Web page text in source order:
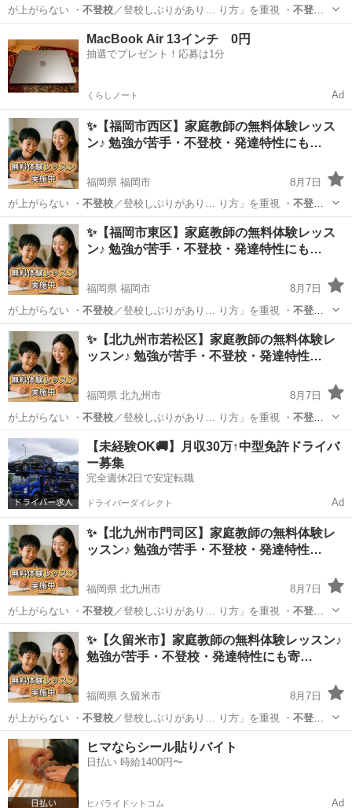
が上がらない ・ 不登校／登校しぶりがあり… り方」を重視 ・ 不登
校・発達特性のあるお… 学生／高校生 ・不登校／発達障害／勉強が…
福岡市 育児 不登校
MacBook Air 13インチ 0円
抽選でプレゼント！応募は1分
くらしノート Ad
✨【福岡市西区】家庭教師の無料体験レッス
ン♪ 勉強が苦手・不登校・発達特性にも…
福岡県 福岡市
8月7日
が上がらない ・ 不登校／登校しぶりがあり… り方」を重視 ・ 不登
校・発達特性のあるお… 学生／高校生 ・不登校／発達障害／勉強が…
福岡 福岡市 育児 不登校
✨【福岡市東区】家庭教師の無料体験レッス
ン♪ 勉強が苦手・不登校・発達特性にも…
福岡県 福岡市
8月7日
が上がらない ・ 不登校／登校しぶりがあり… り方」を重視 ・ 不登
校・発達特性のあるお… 学生／高校生 ・不登校／発達障害／勉強が…
福岡 福岡市 育児 不登校
✨【北九州市若松区】家庭教師の無料体験レ
ッスン♪ 勉強が苦手・不登校・発達特性…
福岡県 北九州市
8月7日
が上がらない ・ 不登校／登校しぶりがあり… り方」を重視 ・ 不登
校・発達特性のあるお… 学生／高校生 ・不登校／発達障害／勉強が…
福岡 北九州市 育児 不登校
【未経験OK🚚】月収30万↑中型免許ドライバ
ー募集
完全週休2日で安定転職
ドライバーダイレクト Ad
✨【北九州市門司区】家庭教師の無料体験レ
ッスン♪ 勉強が苦手・不登校・発達特性…
福岡県 北九州市
8月7日
が上がらない ・ 不登校／登校しぶりがあり… り方」を重視 ・ 不登
校・発達特性のあるお… 学生／高校生 ・不登校／発達障害／勉強が…
福岡 北九州市 育児 不登校
✨【久留米市】家庭教師の無料体験レッスン♪
勉強が苦手・不登校・発達特性にも寄…
福岡県 久留米市
8月7日
が上がらない ・ 不登校／登校しぶりがあり… り方」を重視 ・ 不登
校・発達特性のあるお… 学生／高校生 ・不登校／発達障害／勉強が…
福岡 久留米市 育児 不登校
ヒマならシール貼りバイト
日払い 時給1400円〜
ヒバライドットコム Ad